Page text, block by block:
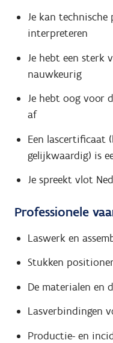
Je kan technische
interpreteren
Je hebt een sterk
nauwkeurig
Je hebt oog voor
af
Een lascertificaat
gelijkwaardig) is
Je spreekt vlot
Professionele
Laswerk en
Stukken
De materialen en
Lasverbindingen
Productie- en